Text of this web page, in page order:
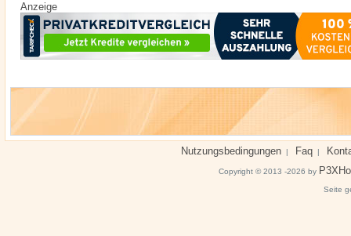
Anzeige
Nutzungsbedingungen | Faq |
Copyright © 2013 -2026 by
Seite